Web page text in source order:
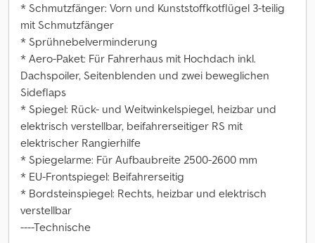
* Schmutzfänger: Vorn und Kunststoffkotflügel 3-teilig
mit Schmutzfänger
* Sprühnebelverminderung
* Aero-Paket: Für Fahrerhaus mit Hochdach inkl.
Dachspoiler, Seitenblenden und zwei beweglichen
Sideflaps
* Spiegel: Rück- und Weitwinkelspiegel, heizbar und
elektrisch verstellbar, beifahrerseitiger RS mit
elektrischer Rangierhilfe
* Spiegelarme: Für Aufbaubreite 2500-2600 mm
* EU-Frontspiegel: Beifahrerseitig
* Bordsteinspiegel: Rechts, heizbar und elektrisch
verstellbar
----Technische